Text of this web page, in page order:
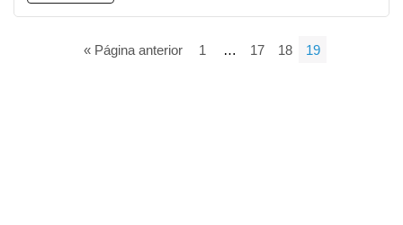
« Página anterior 1 … 17 18 19